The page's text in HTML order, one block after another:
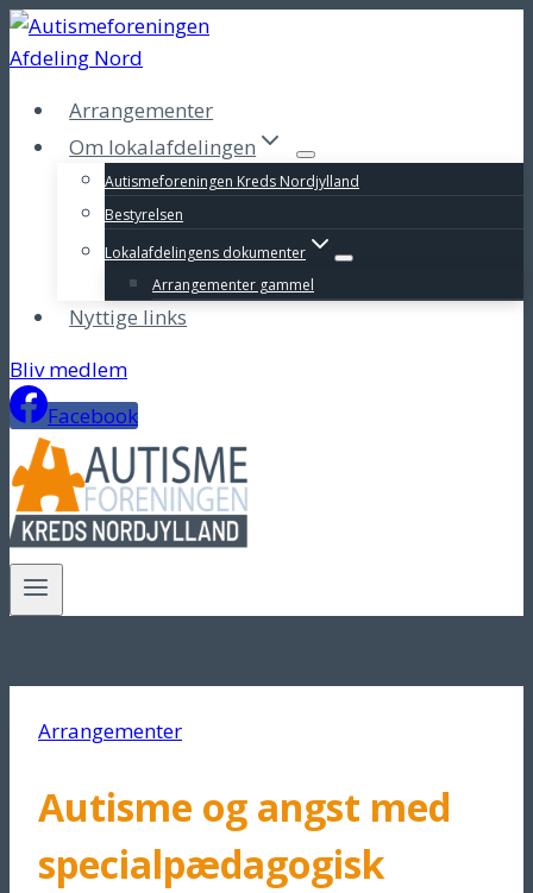
Fortsæt
til
Arrangementer
Om lokalafdelingen
Autismeforeningen Kreds Nordjylland
Bestyrelsen
Lokalafdelingens dokumenter
Arrangementer gammel
Nyttige links
Bliv medlem
Facebook
Arrangementer
Autisme og angst med
specialpædagogisk